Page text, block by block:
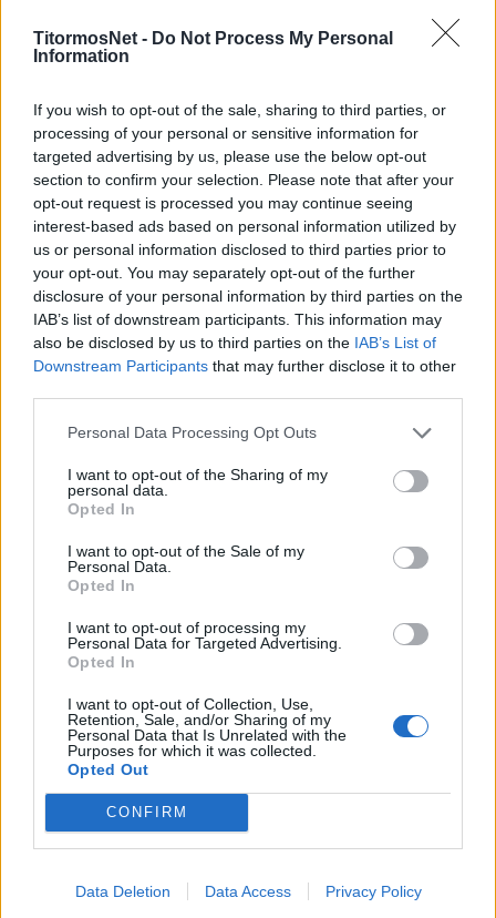
TitormosNet - Do Not Process My Personal
Information
If you wish to opt-out of the sale, sharing to third parties, or
processing of your personal or sensitive information for
targeted advertising by us, please use the below opt-out
section to confirm your selection. Please note that after your
opt-out request is processed you may continue seeing
interest-based ads based on personal information utilized by
us or personal information disclosed to third parties prior to
your opt-out. You may separately opt-out of the further
disclosure of your personal information by third parties on the
IAB’s list of downstream participants. This information may
also be disclosed by us to third parties on the IAB’s List of
Downstream Participants that may further disclose it to other
Personal Data Processing Opt Outs
I want to opt-out of the Sharing of my
personal data.
Opted In
I want to opt-out of the Sale of my
Personal Data.
Opted In
I want to opt-out of processing my
Personal Data for Targeted Advertising.
Opted In
I want to opt-out of Collection, Use,
Retention, Sale, and/or Sharing of my
Personal Data that Is Unrelated with the
Purposes for which it was collected.
Opted Out
CONFIRM
Data Deletion Data Access Privacy Policy